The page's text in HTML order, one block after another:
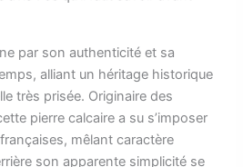
par son authenticité et sa
alliant un héritage historique
très prisée. Originaire des
pierre calcaire a su s’imposer
mêlant caractère
son apparente simplicité se